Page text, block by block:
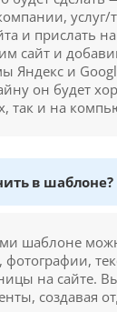
услуг/
и прислать
сайт и
Яндекс и
он будет
так и на
в шаблоне?
шаблоне
фотографии,
на сайте.
создавая